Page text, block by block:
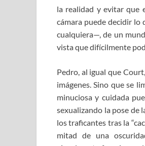
la realidad y evitar que
cámara puede decidir lo
cualquiera—, de un
vista que difícilmente
Pedro, al igual que
imágenes. Sino que se
minuciosa y cuidada
sexualizando la pose de
los traficantes tras la
mitad de una